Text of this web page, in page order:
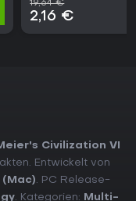
19,64 €
2,16 €
Civilization VI
Entwickelt von
(Mac). PC Release-
. Kategorien: Multi-